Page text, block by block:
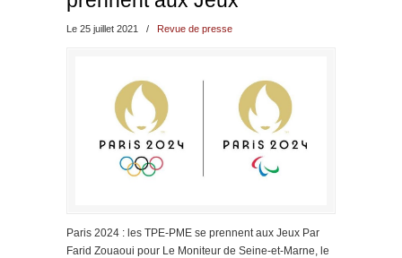
Le 25 juillet 2021 / Revue de presse
Paris 2024 : les TPE-PME se prennent aux Jeux Par
Farid Zouaoui pour Le Moniteur de Seine-et-Marne, le